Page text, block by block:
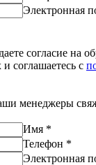
Электронная
согласие на
соглашаетесь с
менеджеры
Имя *
Телефон *
Электронная